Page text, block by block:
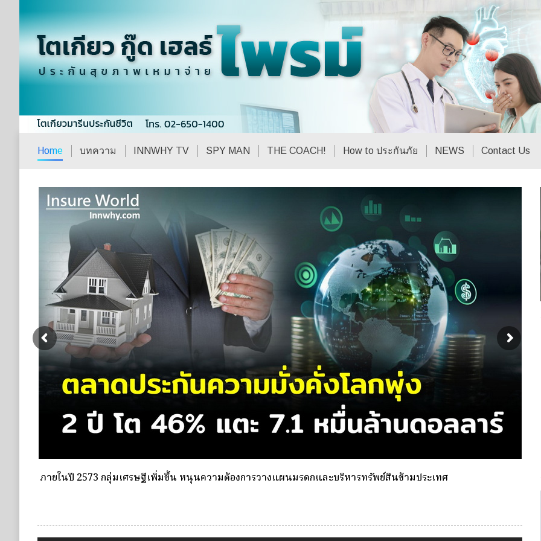
Home บทความ INNWHY TV SPY MAN THE COACH! How to ประกันภัย NEWS Contact Us
ดอกเบี้ยขาขึ้น หนุนความต้องการประกันชีวิตจ่ายเบี้ยครั้งเดียว(Single-Premium )พุ่ง ผู้บริโภคแห่ซื้อ Whole Life
ก
ป